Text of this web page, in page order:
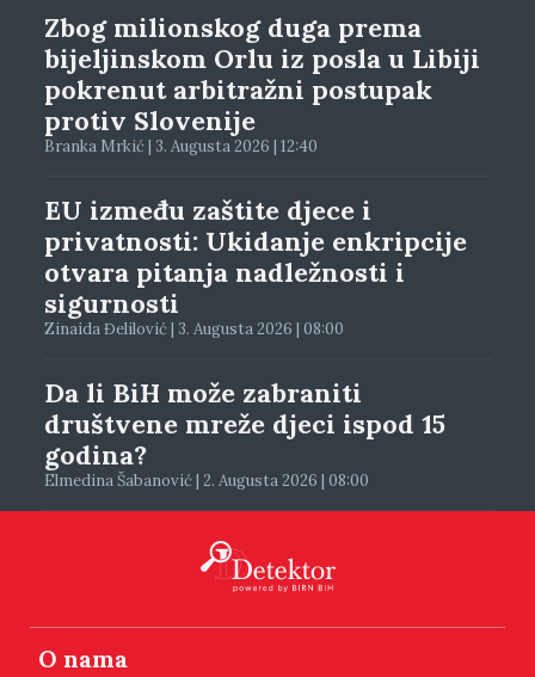
Zbog milionskog duga prema
bijeljinskom Orlu iz posla u Libiji
pokrenut arbitražni postupak
protiv Slovenije
Branka Mrkić | 3. Augusta 2026 | 12:40
EU između zaštite djece i
privatnosti: Ukidanje enkripcije
otvara pitanja nadležnosti i
sigurnosti
Zinaida Đelilović | 3. Augusta 2026 | 08:00
Da li BiH može zabraniti
društvene mreže djeci ispod 15
godina?
Elmedina Šabanović | 2. Augusta 2026 | 08:00
O nama